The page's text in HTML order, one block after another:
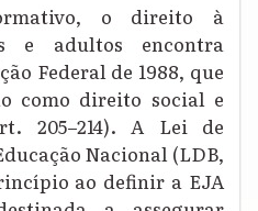
, o direito à
e adultos encontra
Federal de 1988, que
como direito social e
205–214). A Lei de
Nacional (LDB,
ao definir a EJA